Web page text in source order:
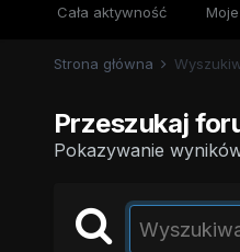
Cała aktywność
Strona główna
Przeszukaj
Pokazywanie